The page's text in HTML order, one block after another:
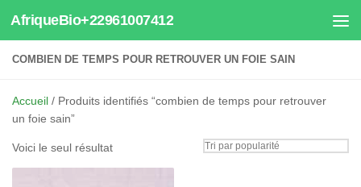
Au dessous du contenu
AfriqueBio+22961007412
COMBIEN DE TEMPS POUR RETROUVER UN FOIE SAIN
Accueil / Produits identifiés “combien de temps pour retrouver
un foie sain”
Voici le seul résultat